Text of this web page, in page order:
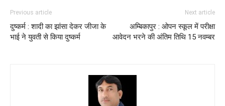
Previous article
दुष्कर्म : शादी का झांसा देकर जीजा के
भाई ने युवती से किया दुष्कर्म
Next article
अम्बिकापुर : ओपन स्कूल में परीक्षा
आवेदन भरने की अंतिम तिथि 15 नवम्बर